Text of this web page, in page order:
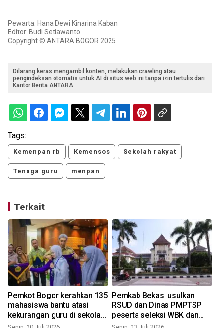
Pewarta: Hana Dewi Kinarina Kaban
Editor: Budi Setiawanto
Copyright © ANTARA BOGOR 2025
Dilarang keras mengambil konten, melakukan crawling atau
pengindeksan otomatis untuk AI di situs web ini tanpa izin tertulis dari
Kantor Berita ANTARA.
Tags:
Kemenpan rb Kemensos Sekolah rakyat
Tenaga guru menpan
Terkait
Pemkot Bogor kerahkan 135
mahasiswa bantu atasi
kekurangan guru di sekolah
negeri
Pemkab Bekasi usulkan
RSUD dan Dinas PMPTSP
peserta seleksi WBK dan
WBBM